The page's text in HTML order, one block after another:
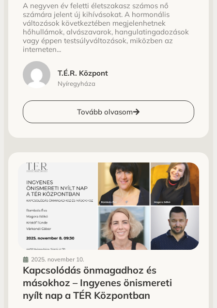
A negyven év feletti életszakasz számos nő
számára jelent új kihívásokat. A hormonális
változások következtében megjelenhetnek
hőhullámok, alvászavarok, hangulatingadozások
vagy éppen testsúlyváltozások, miközben az
interneten...
T.É.R. Központ
Nyíregyháza
Tovább olvasom
2025. november 10.
Kapcsolódás önmagadhoz és
másokhoz – Ingyenes önismereti
nyílt nap a TÉR Központban